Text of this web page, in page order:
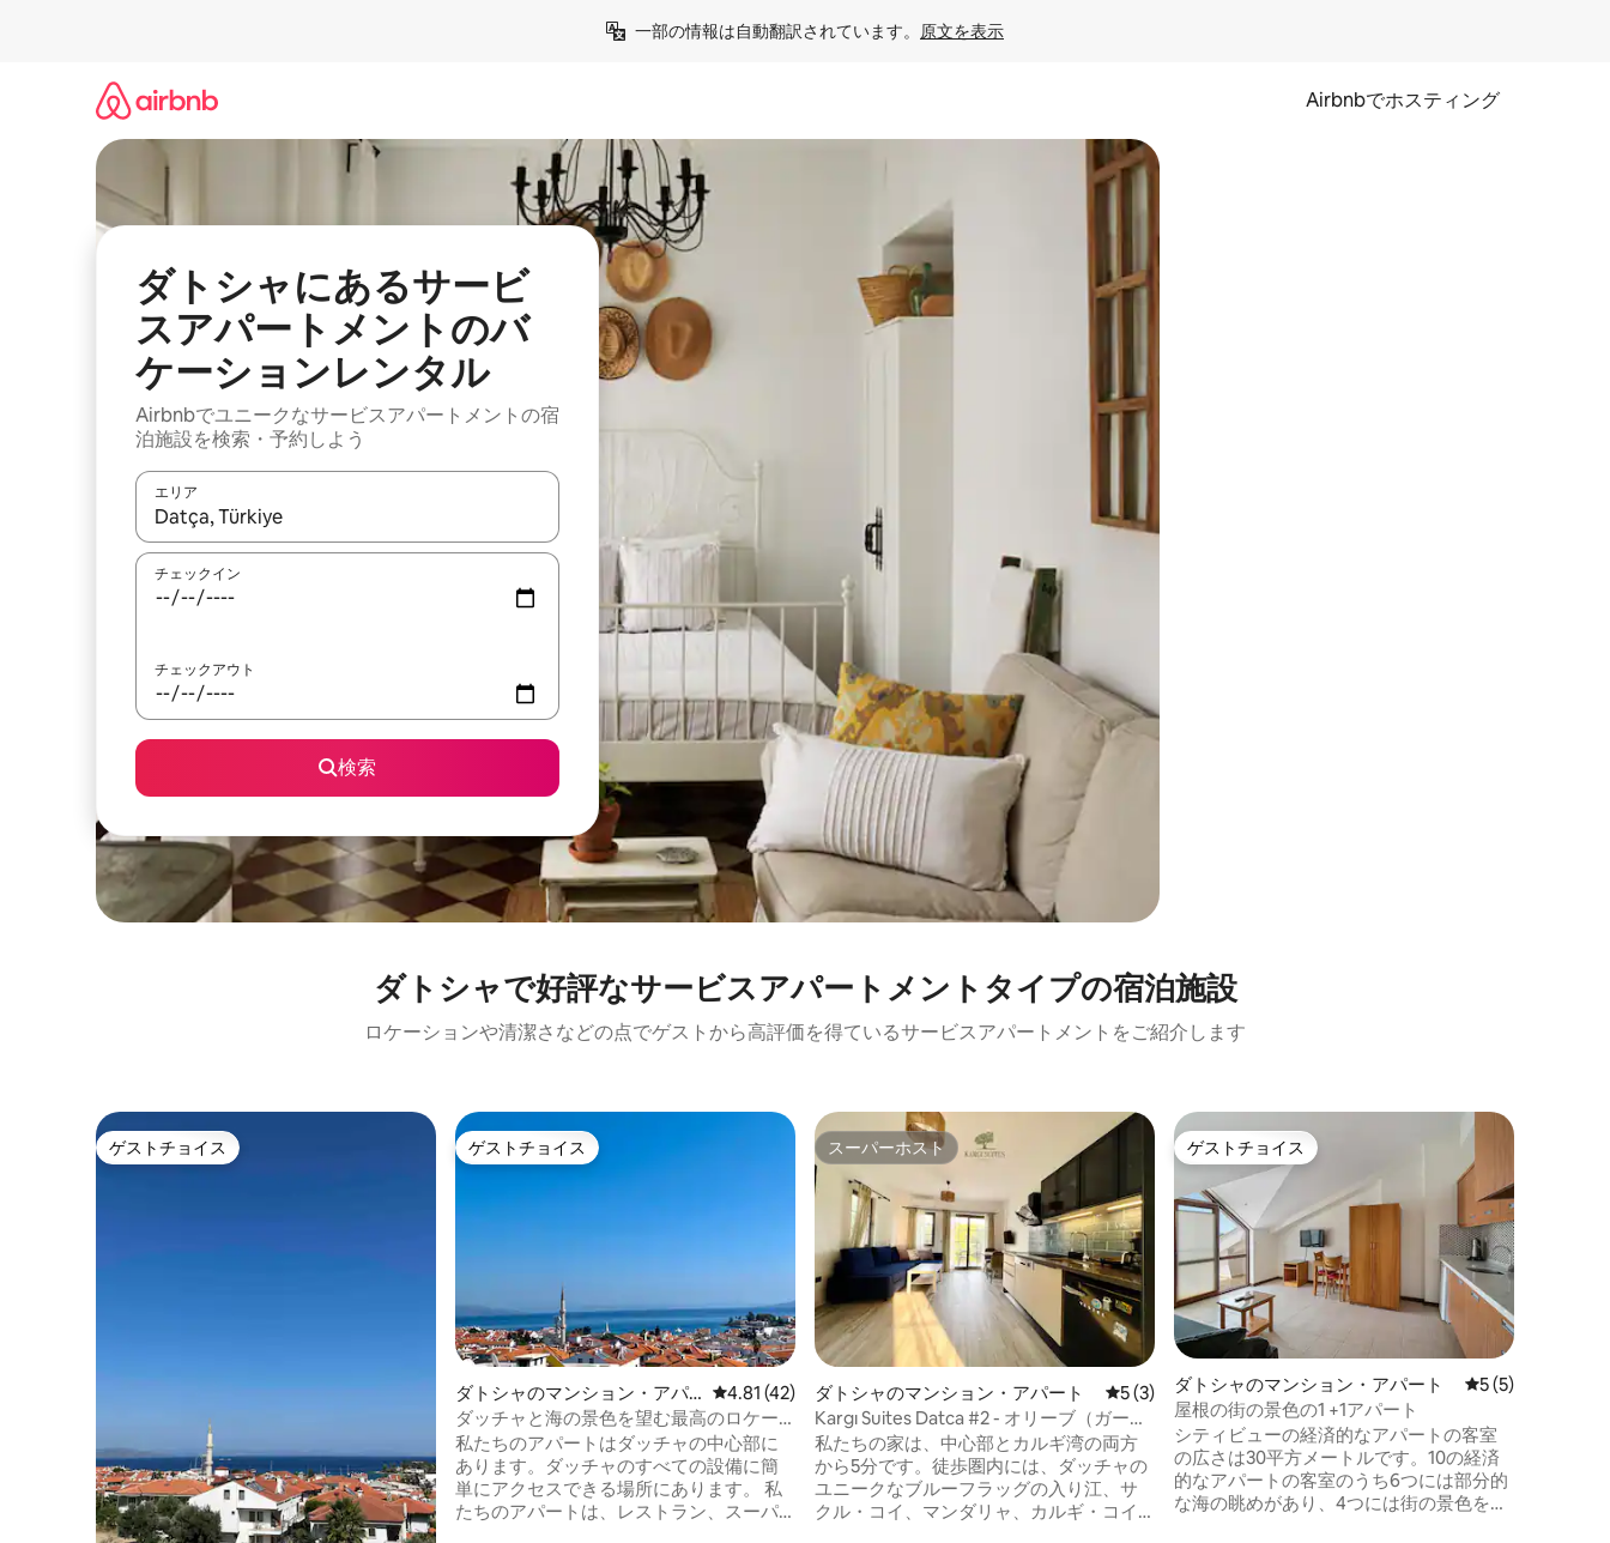
一部の情報は自動翻訳されています。 原文を表示
Airbnbでホスティング
ダトシャにあるサービ
スアパートメントのバ
ケーションレンタル
Airbnbでユニークなサービスアパートメントの宿
泊施設を検索・予約しよう
エリア
検索結果が表示されたら、上下の矢印キーを使って移動するか、画面をタッチまたはスワイプして検索結果を確認することができます。
チェックイン
チェックアウト
検索
ダトシャで好評なサービスアパートメントタイプの宿泊施設
ロケーションや清潔さなどの点でゲストから高評価を得ているサービスアパートメントをご紹介します
ゲストチョイス
ゲストチョイス ゲストチョイス
ゲストチョイス
ダトシャのマンション・アパ
ート
レビュー42件、5つ星中4.81つ星の平均評価
4.81 (42)
ダッチャと海の景色を望む最高のロケー
ションにある3+1アパート
私たちのアパートはダッチャの中心部に
あります。ダッチャのすべての設備に簡
単にアクセスできる場所にあります。 私
たちのアパートは、レストラン、スーパ
スーパーホスト
スーパーホスト
ダトシャのマンション・アパート レビュー3件、5つ星中5つ星の平均評価
5 (3)
Kargı Suites Datca #2 - オリーブ（ガーデ
ン）
私たちの家は、中心部とカルギ湾の両方
から5分です。徒歩圏内には、ダッチャの
ユニークなブルーフラッグの入り江、サ
クル・コイ、マンダリャ、カルギ・コイ
ゲストチョイス
ゲストチョイス
ダトシャのマンション・アパート レビュー5件、5
5 (5)
屋根の街の景色の1 +1アパート
シティビューの経済的なアパートの客室
の広さは30平方メートルです。10の経済
的なアパートの客室のうち6つには部分的
な海の眺めがあり、4つには街の景色を望